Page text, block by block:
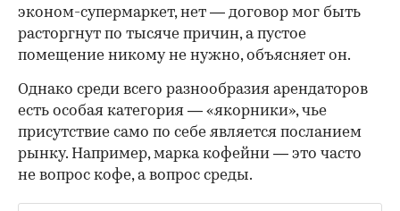
эконом-супермаркет, нет — договор мог быть
расторгнут по тысяче причин, а пустое
помещение никому не нужно, объясняет он.
Однако среди всего разнообразия арендаторов
есть особая категория — «якорники», чье
присутствие само по себе является посланием
рынку. Например, марка кофейни — это часто
не вопрос кофе, а вопрос среды.